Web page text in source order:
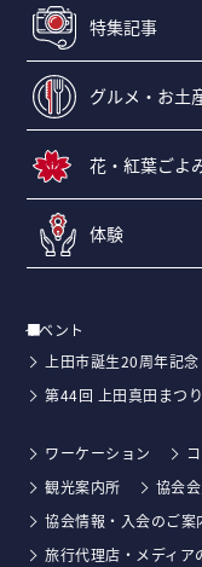
特集記事
グルメ・お土
花・紅葉ごよ
体験
イベント
上田市誕生20周年記
第44回 上田真田まつり
ワーケーション
観光案内所
協会
協会情報・入会のご案
旅行代理店・メディア